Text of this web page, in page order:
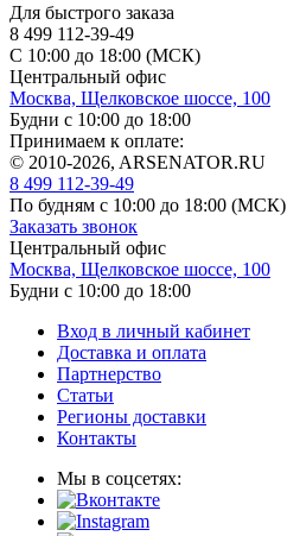
Для быстрого заказа
8 499 112-39-49
С 10:00 до 18:00 (МСК)
Центральный офис
Москва, Щелковское шоссе, 100
Будни с 10:00 до 18:00
Принимаем к оплате:
© 2010-2026, ARSENATOR.RU
8 499 112-39-49
По будням с 10:00 до 18:00 (МСК)
Заказать звонок
Центральный офис
Москва, Щелковское шоссе, 100
Будни с 10:00 до 18:00
Вход в личный кабинет
Доставка и оплата
Партнерство
Статьи
Регионы доставки
Контакты
Мы в соцсетях: